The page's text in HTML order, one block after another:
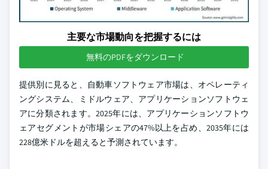
主要な市場動向を把握するには
無料のPDFをダウンロード
提供別に見ると、自動車ソフトウェア市場は、オペレーティ
ングシステム、ミドルウェア、アプリケーションソフトウェ
アに分類されます。2025年には、アプリケーションソフトウ
ェアセグメントが市場シェアの47%以上を占め、2035年には
228億米ドルを超えると予測されています。